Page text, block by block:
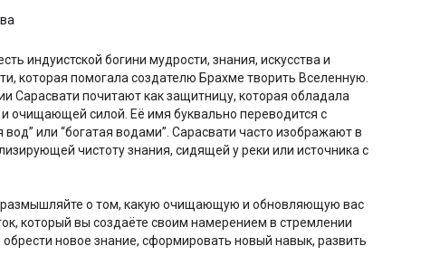
индуистской богини мудрости, знания, искусства и
которая помогала создателю Брахме творить Вселенную.
Сарасвати почитают как защитницу, которая обладала
очищающей силой. Её имя буквально переводится с
вод” или “богатая водами”. Сарасвати часто изображают в
чистоту знания, сидящей у реки или источника с
о том, какую очищающую и обновляющую вас
который вы создаёте своим намерением в стремлении
обрести новое знание, сформировать новый навык, развить